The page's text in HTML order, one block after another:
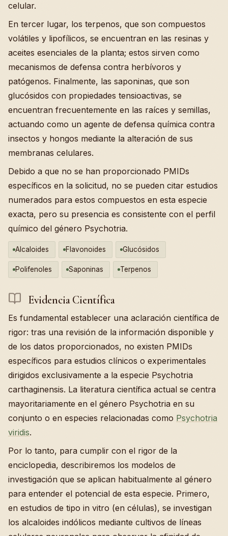
celular.
En tercer lugar, los terpenos, que son compuestos
volátiles y lipofílicos, se encuentran en las resinas y
aceites esenciales de la planta; estos sirven como
mecanismos de defensa contra herbívoros y
patógenos. Finalmente, las saponinas, que son
glucósidos con propiedades tensioactivas, se
encuentran frecuentemente en las raíces y semillas,
actuando como un agente de defensa química contra
insectos y hongos mediante la alteración de sus
membranas celulares.
Debido a que no se han proporcionado PMIDs
específicos en la solicitud, no se pueden citar estudios
numerados para estos compuestos en esta especie
exacta, pero su presencia es consistente con el perfil
químico del género Psychotria.
Alcaloides Flavonoides Glucósidos
Polifenoles Saponinas Terpenos
Evidencia Científica
Es fundamental establecer una aclaración científica de
rigor: tras una revisión de la información disponible y
de los datos proporcionados, no existen PMIDs
específicos para estudios clínicos o experimentales
dirigidos exclusivamente a la especie Psychotria
carthaginensis. La literatura científica actual se centra
mayoritariamente en el género Psychotria en su
conjunto o en especies relacionadas como Psychotria
viridis.
Por lo tanto, para cumplir con el rigor de la
enciclopedia, describiremos los modelos de
investigación que se aplican habitualmente al género
para entender el potencial de esta especie. Primero,
en estudios de tipo in vitro (en células), se investigan
los alcaloides indólicos mediante cultivos de líneas